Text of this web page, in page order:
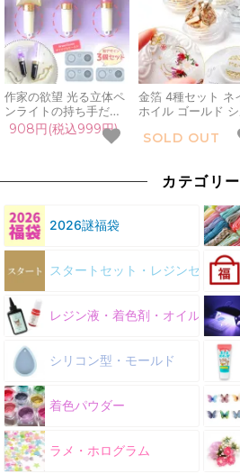
作家の欲望 光る立体ペ
ンライトの持ち手だ
け！量産できる 立体 シ
リコンモールド 3個セ
GreenOceanオリジナ
908円(税込999円)
金箔 4種セット ネ
ホイル ゴールド シ
ー 銀箔 レジン封入
封入パーツ デコパ
級感 上品 UVレジン
SOLD OUT
カテゴリー
2026謎福袋
スタートセット・レジンセット
レジン液・着色剤・オイル
シリコン型・モールド
着色パウダー
ラメ・ホログラム